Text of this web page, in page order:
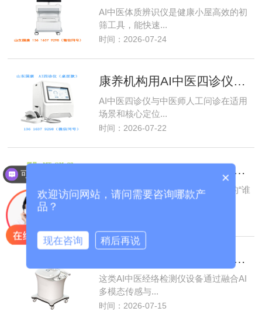
AI中医体质辨识仪是健康小屋高效的初
筛工具，能快速...
时间：2026-07-24
康养机构用AI中医四诊仪做体质评估，和中医师人工问诊差别大吗？
AI中医四诊仪与中医师人工问诊在适用
场景和核心定位...
时间：2026-07-22
AI中医脉诊仪与人工辨证差异，基层医养机构智能中医设备科普
AI中医脉诊仪与人工辨证并非简单的“谁
取代谁”，而...
AI中医经络检测仪，全自动识别国标九种中医体质
这类AI中医经络检测仪设备通过融合AI
多模态传感与...
时间：2026-07-15
×
欢迎访问网站，请问需要咨询哪款产
品？
现在咨询 稍后再说